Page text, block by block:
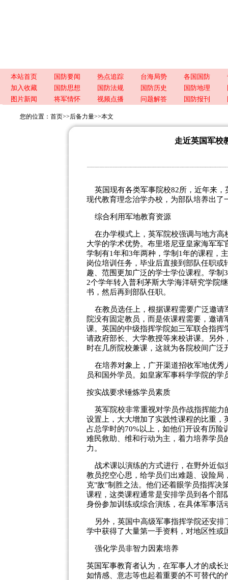
本站首页 国防要闻 热点追踪 台海局势 各国国防
加入收藏
国防思想 国防法规 国防历史 国防地理
图片新闻
将军情怀 视频点播 问题解答 国防报刊
您的位置： 首页>>后备力量>>本文
走近英国军校
英国现有各类军事院校82所，近年来，
现代教育理念治学办校，为部队培养出了
综合利用军地教育资源
在办学模式上，英军院校强调与地方高
大学的学术优势。布里塔尼亚皇家海军
学制有1年和3年两种，学制1年的课程，
岗位培训任务，毕业后直接到部队任职
趣、范围更加广泛的学士学位课程。学
2个学年转入普利茅斯大学海洋研究学院
书，然后再到部队任职。
在教员选任上，根据课程需要广泛邀请
院没有固定教员，而是依课程需要，邀
课。英国的中级指挥学院如三军联合指
请政府部长、大学教授等来校讲课。另
时在几所院校兼课，这就为各院校间广
在培养对象上，广开渠道招收军地优秀
员和国外学员。如皇家军事科学学院的
按实战要求锤炼学员素质
英军院校非常重视对学员作战指挥能力
设置上，大大增加了实践性课程的比重
占总学时的70%以上，如他们开设有历
难民救助、维和行动为主，着力培养学
力。
战术课以演练的方式进行，在野外近似
教员挖空心思，给学员们出难题、设险
克"敌"制胜之法。他们还着眼学员指挥决
课程，这类课程通常是安排学员到各个
身份参加训练或综合演练，在具体军事
另外，英国中高级军事指挥学院还安排
学中获得了大量第一手资料，对地区性
强化学员非智力因素培养
英国军事教育者认为，在军事人才的成
如情感、意志等也起着重要的不可替代